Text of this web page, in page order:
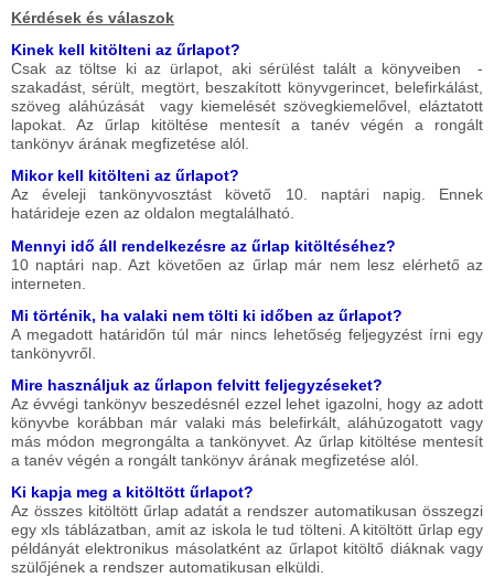
Kérdések és válaszok
Kinek kell kitölteni az űrlapot?
Csak az töltse ki az ürlapot, aki sérülést talált a könyveiben -
szakadást, sérült, megtört, beszakított könyvgerincet, belefirkálást,
szöveg aláhúzását vagy kiemelését szövegkiemelővel, eláztatott
lapokat. Az űrlap kitöltése mentesít a tanév végén a rongált
tankönyv árának megfizetése alól.
Mikor kell kitölteni az űrlapot?
Az éveleji tankönyvosztást követő 10. naptári napig. Ennek
határideje ezen az oldalon megtalálható.
Mennyi idő áll rendelkezésre az űrlap kitöltéséhez?
10 naptári nap. Azt követően az űrlap már nem lesz elérhető az
interneten.
Mi történik, ha valaki nem tölti ki időben az űrlapot?
A megadott határidőn túl már nincs lehetőség feljegyzést írni egy
tankönyvről.
Mire használjuk az űrlapon felvitt feljegyzéseket?
Az évvégi tankönyv beszedésnél ezzel lehet igazolni, hogy az adott
könyvbe korábban már valaki más belefirkált, aláhúzogatott vagy
más módon megrongálta a tankönyvet. Az űrlap kitöltése mentesít
a tanév végén a rongált tankönyv árának megfizetése alól.
Ki kapja meg a kitöltött űrlapot?
Az összes kitöltött űrlap adatát a rendszer automatikusan összegzi
egy xls táblázatban, amit az iskola le tud tölteni. A kitöltött űrlap egy
példányát elektronikus másolatként az űrlapot kitöltő diáknak vagy
szülőjének a rendszer automatikusan elküldi.